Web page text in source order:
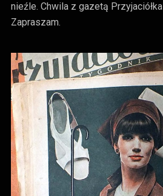
nieźle. Chwila z gazetą
Zapraszam.